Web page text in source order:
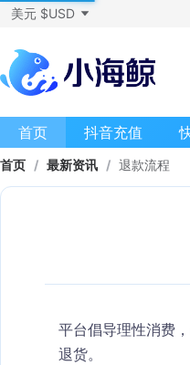
美元 $USD
首页 抖音充值
首页 / 最新资讯 / 退款流程
平台倡导理性消费
退货。